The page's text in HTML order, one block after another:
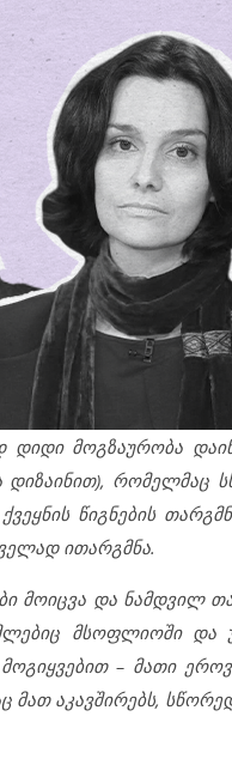
მოგზაურობა
რომელმაც
წიგნების
ითარგმნა.
მოიცვა და ნამდვილ
მსოფლიოში და
– მათი
მათ აკავშირებს,